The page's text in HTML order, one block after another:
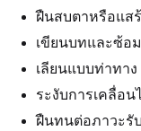
ฝืนสบตาหรือแส
เขียนบทและซ้อ
เลียนแบบท่าทา
ระงับการเคลื่อ
ฝืนทนต่อภาวะรั